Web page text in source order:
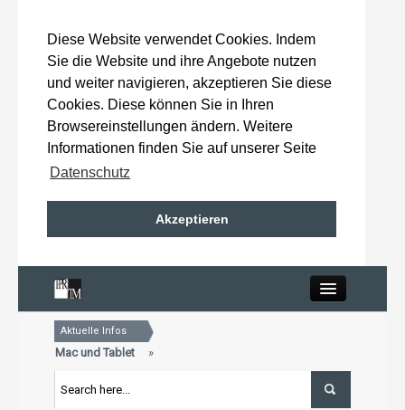
Diese Website verwendet Cookies. Indem
Sie die Website und ihre Angebote nutzen
und weiter navigieren, akzeptieren Sie diese
Cookies. Diese können Sie in Ihren
Browsereinstellungen ändern. Weitere
Informationen finden Sie auf unserer Seite
Datenschutz
Akzeptieren
Aktuelle Infos
Auch für Mac und Tablet
15. Oktober 2026
Auch für Mac und Tablet